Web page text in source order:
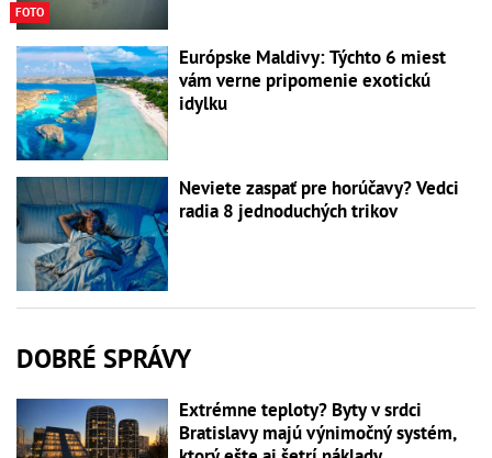
FOTO
Európske Maldivy: Týchto 6 miest
vám verne pripomenie exotickú
idylku
Neviete zaspať pre horúčavy? Vedci
radia 8 jednoduchých trikov
DOBRÉ SPRÁVY
Extrémne teploty? Byty v srdci
Bratislavy majú výnimočný systém,